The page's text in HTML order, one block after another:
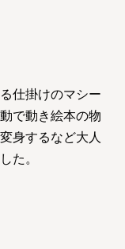
仕掛けのマシー
で動き絵本の物
身するなど大人
た。